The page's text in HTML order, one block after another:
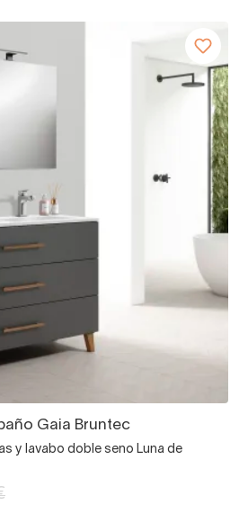
Gaia Bruntec
y lavabo doble seno Luna de